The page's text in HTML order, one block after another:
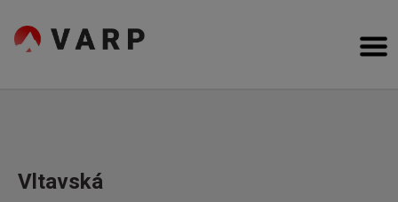
obsah
Inspirace
Vltavská